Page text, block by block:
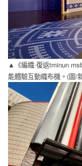
▲《編織·復返tminun
能體驗互動織布機。(圖/